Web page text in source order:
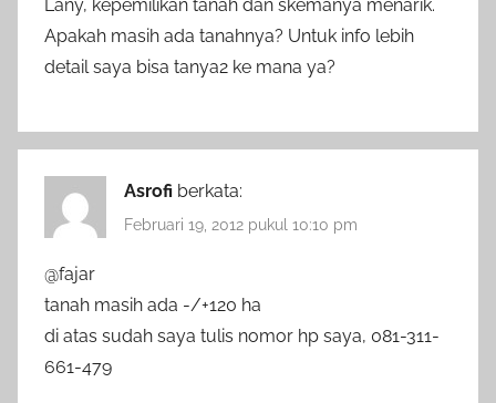
Lany, kepemilikan tanah dan skemanya menarik.
Apakah masih ada tanahnya? Untuk info lebih
detail saya bisa tanya2 ke mana ya?
Asrofi berkata:
Februari 19, 2012 pukul 10:10 pm
@fajar
tanah masih ada -/+120 ha
di atas sudah saya tulis nomor hp saya, 081-311-
661-479